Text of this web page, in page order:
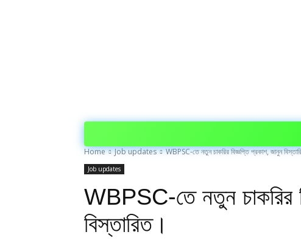
Home Job updates WBPSC-তে নতুন চাকরির বিজ্ঞপ্তি প্রকাশ, জানুন
Job updates
WBPSC-তে নতুন চাকরির
বিস্তারিত।